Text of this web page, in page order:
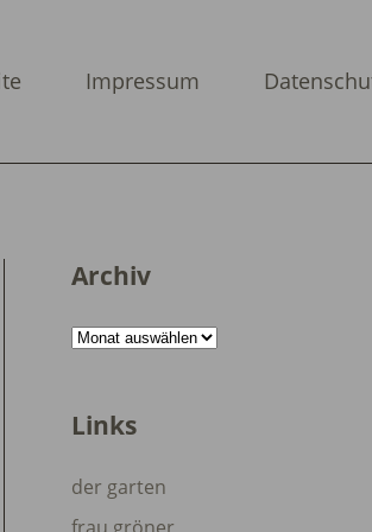
Impressum
Archiv
Archiv
Links
der garten